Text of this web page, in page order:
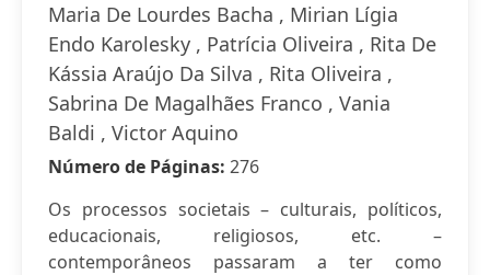
Maria De Lourdes Bacha , Mirian Lígia
Endo Karolesky , Patrícia Oliveira , Rita De
Kássia Araújo Da Silva , Rita Oliveira ,
Sabrina De Magalhães Franco , Vania
Baldi , Victor Aquino
Número de Páginas: 276
Os processos societais – culturais, políticos,
educacionais, religiosos, etc. –
contemporâneos passaram a ter como